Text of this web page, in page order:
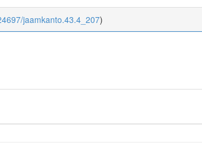
jaamkanto.43.4_207)